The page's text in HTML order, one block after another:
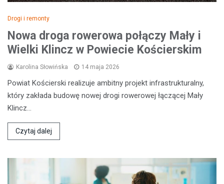
Drogi i remonty
Nowa droga rowerowa połączy Mały i
Wielki Klincz w Powiecie Kościerskim
Karolina Słowińska 14 maja 2026
Powiat Kościerski realizuje ambitny projekt infrastrukturalny,
który zakłada budowę nowej drogi rowerowej łączącej Mały
Klincz…
Czytaj dalej